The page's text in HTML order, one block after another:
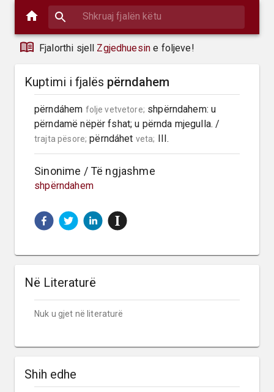
Fjalorthi sjell Zgjedhuesin e foljeve!
Kuptimi i fjalës përndahem
përndáhem folje vetvetore; shpërndahem: u
trajta pësore; përndáhet veta; III.
Sinonime / Të ngjashme
shpërndahem
Në Literaturë
Nuk u gjet në literaturë
Shih edhe